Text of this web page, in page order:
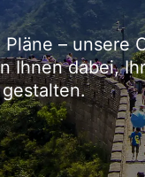
– unsere
Ihnen dabei,